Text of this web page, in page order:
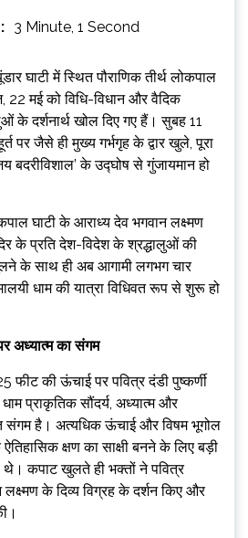
3 Minute, 1 Second
घाटी में स्थित पौराणिक तीर्थ लोकपाल
मई को विधि-विधान और वैदिक
के दर्शनार्थ खोल दिए गए हैं। सुबह 11
पर जैसे ही मुख्य गर्भगृह के द्वार खुले, पूरा
बदरीविशाल’ के उद्घोष से गुंजायमान हो
घाटी के आराध्य देव भगवान लक्ष्मण
के प्रति देश-विदेश के श्रद्धालुओं की
के साथ ही अब आगामी लगभग चार
धाम की यात्रा विधिवत रूप से शुरू हो
अध्यात्म का संगम
की ऊंचाई पर पवित्र दंडी पुष्कर्णी
प्राकृतिक सौंदर्य, अध्यात्म और
संगम है। अत्यधिक ऊंचाई और विषम भूगोल
क्षण का साक्षी बनने के लिए बड़ी
थे। कपाट खुलते ही भक्तों ने पवित्र
के दिव्य विग्रह के दर्शन किए और